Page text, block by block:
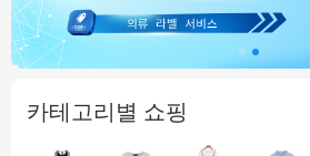
카테고리별 쇼핑